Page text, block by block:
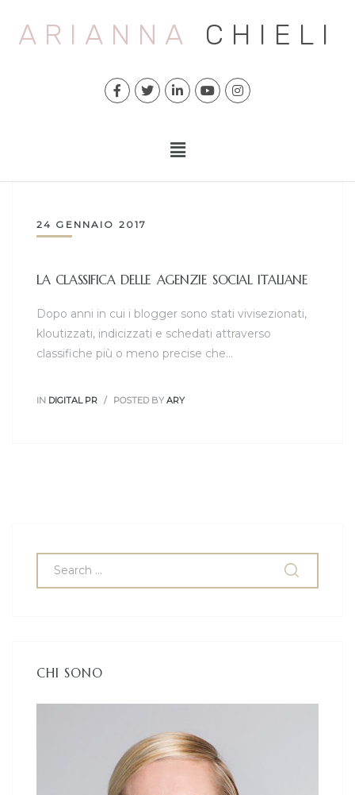
ARIANNA CHIELI
24 GENNAIO 2017
LA CLASSIFICA DELLE AGENZIE SOCIAL ITALIANE
Dopo anni in cui i blogger sono stati vivisezionati,
kloutizzati, indicizzati e schedati attraverso
classifiche più o meno precise che…
IN DIGITAL PR POSTED BY ARY
CHI SONO